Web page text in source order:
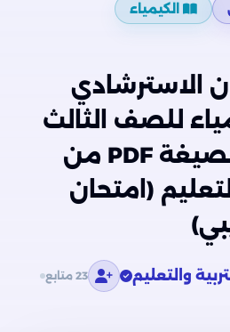
الكيمياء
الاسترشادي
للصف الثالث
الثانوي 2025 بصيغة PDF من
(امتحان
والتعليم 23 متابع